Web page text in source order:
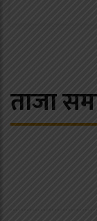
ताजा